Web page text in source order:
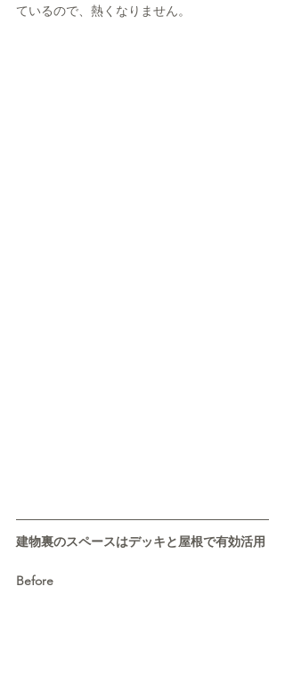
ているので、熱くなりません。
建物裏のスペースはデッキと屋根で有効活用
Before